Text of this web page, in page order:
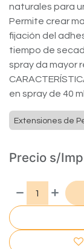
naturales para
Permite crear
fijación del
tiempo de
spray da mayor
en spray de 40
Extensiones de
Precio s/